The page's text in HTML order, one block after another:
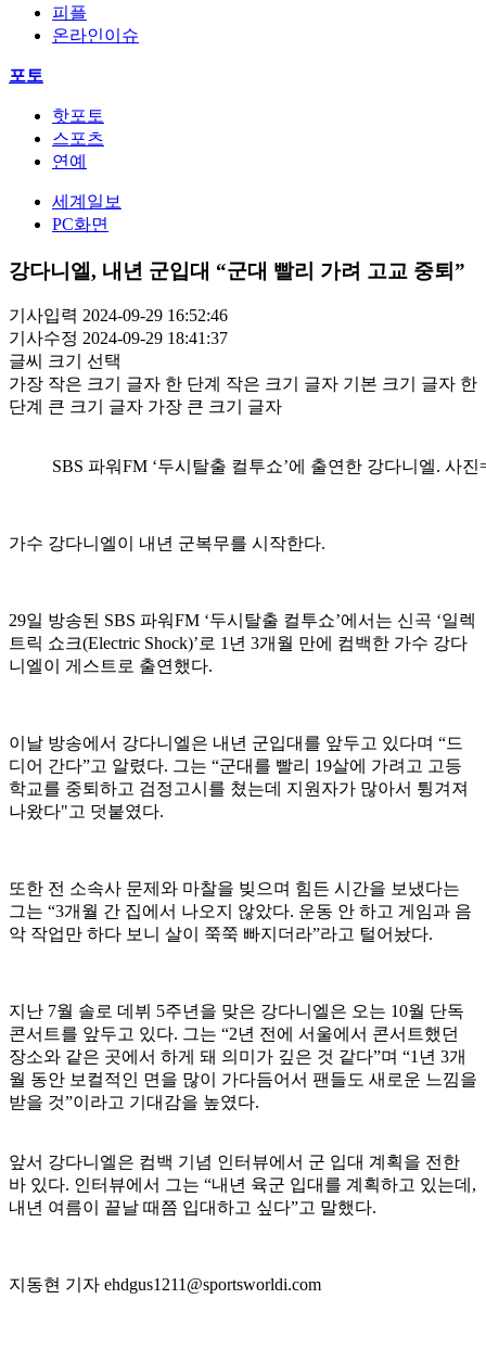
피플
온라인이슈
포토
핫포토
스포츠
연예
세계일보
PC화면
강다니엘, 내년 군입대 “군대 빨리 가려 고교 중퇴”
기사입력 2024-09-29 16:52:46
기사수정 2024-09-29 18:41:37
글씨 크기 선택
가장 작은 크기 글자 한 단계 작은 크기 글자 기본 크기 글자 한
단계 큰 크기 글자 가장 큰 크기 글자
SBS 파워FM ‘두시탈출 컬투쇼’에 출연한 강다니엘. 사진
가수 강다니엘이 내년 군복무를 시작한다.
29일 방송된 SBS 파워FM ‘두시탈출 컬투쇼’에서는 신곡 ‘일렉
트릭 쇼크(Electric Shock)’로 1년 3개월 만에 컴백한 가수 강다
니엘이 게스트로 출연했다.
이날 방송에서 강다니엘은 내년 군입대를 앞두고 있다며 “드
디어 간다”고 알렸다. 그는 “군대를 빨리 19살에 가려고 고등
학교를 중퇴하고 검정고시를 쳤는데 지원자가 많아서 튕겨져
나왔다"고 덧붙였다.
또한 전 소속사 문제와 마찰을 빚으며 힘든 시간을 보냈다는
그는 “3개월 간 집에서 나오지 않았다. 운동 안 하고 게임과 음
악 작업만 하다 보니 살이 쭉쭉 빠지더라”라고 털어놨다.
지난 7월 솔로 데뷔 5주년을 맞은 강다니엘은 오는 10월 단독
콘서트를 앞두고 있다. 그는 “2년 전에 서울에서 콘서트했던
장소와 같은 곳에서 하게 돼 의미가 깊은 것 같다”며 “1년 3개
월 동안 보컬적인 면을 많이 가다듬어서 팬들도 새로운 느낌을
받을 것”이라고 기대감을 높였다.
앞서 강다니엘은 컴백 기념 인터뷰에서 군 입대 계획을 전한
바 있다. 인터뷰에서 그는 “내년 육군 입대를 계획하고 있는데,
내년 여름이 끝날 때쯤 입대하고 싶다”고 말했다.
지동현 기자 ehdgus1211@sportsworldi.com